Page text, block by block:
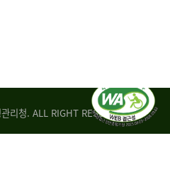
리청. ALL RIGHT RESERVED